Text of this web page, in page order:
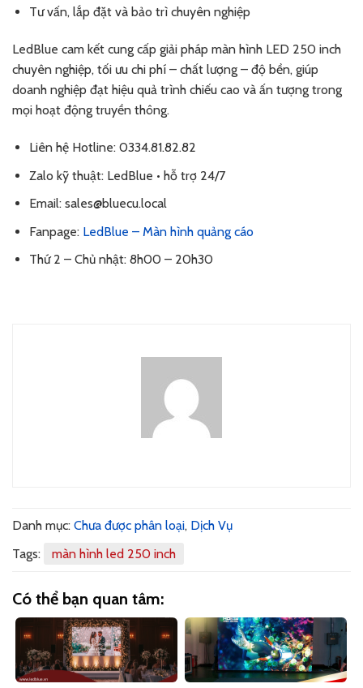
Tư vấn, lắp đặt và bảo trì chuyên nghiệp
LedBlue cam kết cung cấp giải pháp màn hình LED 250 inch
chuyên nghiệp, tối ưu chi phí – chất lượng – độ bền, giúp
doanh nghiệp đạt hiệu quả trình chiếu cao và ấn tượng trong
mọi hoạt động truyền thông.
Liên hệ Hotline: 0334.81.82.82
Zalo kỹ thuật: LedBlue • hỗ trợ 24/7
Email: sales@bluecu.local
Fanpage: LedBlue – Màn hình quảng cáo
Thứ 2 – Chủ nhật: 8h00 – 20h30
Danh mục: Chưa được phân loại, Dịch Vụ
Tags:
màn hình led 250 inch
Có thể bạn quan tâm: